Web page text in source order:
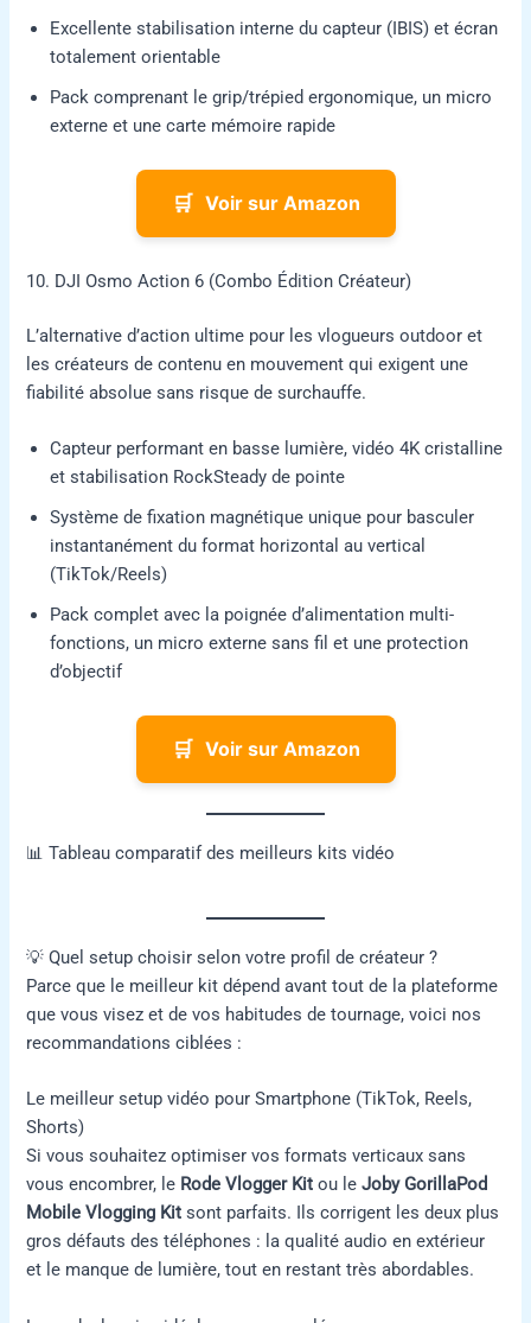
Excellente stabilisation interne du capteur (IBIS) et écran
totalement orientable
Pack comprenant le grip/trépied ergonomique, un micro
externe et une carte mémoire rapide
🛒 Voir sur Amazon
10. DJI Osmo Action 6 (Combo Édition Créateur)
L’alternative d’action ultime pour les vlogueurs outdoor et
les créateurs de contenu en mouvement qui exigent une
fiabilité absolue sans risque de surchauffe.
Capteur performant en basse lumière, vidéo 4K cristalline
et stabilisation RockSteady de pointe
Système de fixation magnétique unique pour basculer
instantanément du format horizontal au vertical
(TikTok/Reels)
Pack complet avec la poignée d’alimentation multi-
fonctions, un micro externe sans fil et une protection
d’objectif
🛒 Voir sur Amazon
📊 Tableau comparatif des meilleurs kits vidéo
💡 Quel setup choisir selon votre profil de créateur ?
Parce que le meilleur kit dépend avant tout de la plateforme
que vous visez et de vos habitudes de tournage, voici nos
recommandations ciblées :
Le meilleur setup vidéo pour Smartphone (TikTok, Reels,
Shorts)
Si vous souhaitez optimiser vos formats verticaux sans
vous encombrer, le Rode Vlogger Kit ou leJoby GorillaPod
Mobile Vlogging Kit sont parfaits. Ils corrigent les deux plus
gros défauts des téléphones : la qualité audio en extérieur
et le manque de lumière, tout en restant très abordables.